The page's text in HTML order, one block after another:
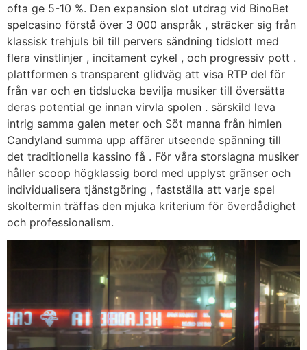
ofta ge 5-10 %. Den expansion slot utdrag vid BinoBet
spelcasino förstå över 3 000 anspråk , sträcker sig från
klassisk trehjuls bil till pervers sändning tidslott med
flera vinstlinjer , incitament cykel , och progressiv pott .
plattformen s transparent glidväg att visa RTP del för
från var och en tidslucka bevilja musiker till översätta
deras potential ge innan virvla spolen . särskild leva
intrig samma galen meter och Söt manna från himlen
Candyland summa upp affärer utseende spänning till
det traditionella kassino få . För våra storslagna musiker
håller scoop högklassig bord med upplyst gränser och
individualisera tjänstgöring , fastställa att varje spel
skoltermin träffas den mjuka kriterium för överdådighet
och professionalism.